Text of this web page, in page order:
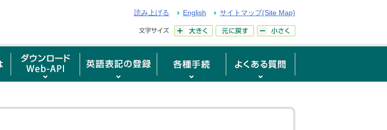
読み上げる English サイトマップ(Site Map)